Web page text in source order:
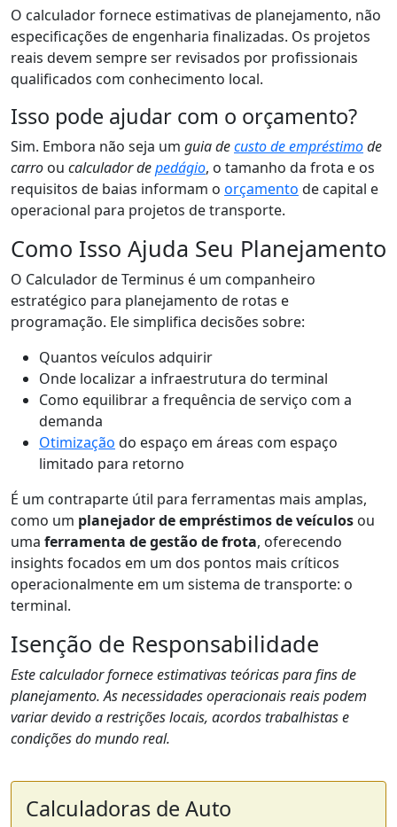
O calculador fornece estimativas de planejamento, não
especificações de engenharia finalizadas. Os projetos
reais devem sempre ser revisados por profissionais
qualificados com conhecimento local.
Isso pode ajudar com o orçamento?
Sim. Embora não seja um guia decusto de empréstimode
carro ou calculador depedágio, o tamanho da frota e os
requisitos de baias informam o orçamento de capital e
operacional para projetos de transporte.
Como Isso Ajuda Seu Planejamento
O Calculador de Terminus é um companheiro
estratégico para planejamento de rotas e
programação. Ele simplifica decisões sobre:
Quantos veículos adquirir
Onde localizar a infraestrutura do terminal
Como equilibrar a frequência de serviço com a
demanda
Otimização do espaço em áreas com espaço
limitado para retorno
É um contraparte útil para ferramentas mais amplas,
como um planejador de empréstimos de veículos ou
uma ferramenta de gestão de frota, oferecendo
insights focados em um dos pontos mais críticos
operacionalmente em um sistema de transporte: o
terminal.
Isenção de Responsabilidade
Este calculador fornece estimativas teóricas para fins de
planejamento. As necessidades operacionais reais podem
variar devido a restrições locais, acordos trabalhistas e
condições do mundo real.
Calculadoras de Auto